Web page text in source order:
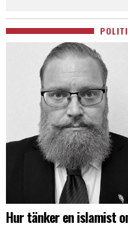
Hur tänker en islamist